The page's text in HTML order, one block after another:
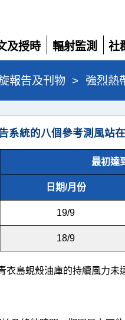
及授時
輻射監測
展
開
社
展
開
報告及刊物 > 強烈熱
統的八個參考測風站
最初達
日期/月份
19/9
18/9
島蜆殼油庫的持續風力未